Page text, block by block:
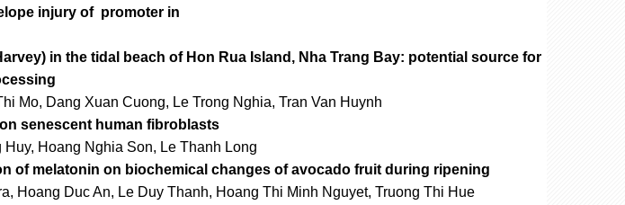
injury of promoter in
in the tidal beach of Hon Rua Island, Nha Trang Bay: potential source for
Mo, Dang Xuan Cuong, Le Trong Nghia, Tran Van Huynh
senescent human fibroblasts
Hoang Nghia Son, Le Thanh Long
of melatonin on biochemical changes of avocado fruit during ripening
Hoang Duc An, Le Duy Thanh, Hoang Thi Minh Nguyet, Truong Thi Hue